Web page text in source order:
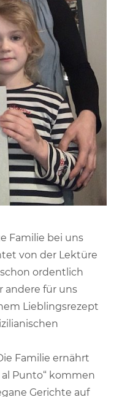
Familie bei uns
von der Lektüre
ordentlich
andere für uns
Lieblingsrezept
Familie ernährt
al Punto“ kommen
Gerichte auf